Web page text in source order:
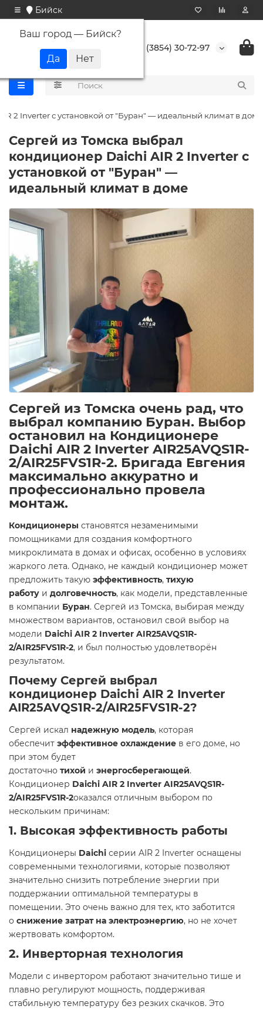
Бийск
Ваш город — Бийск?
+7 (3854) 30-72-97
2 Inverter с установкой от "Буран" — идеальный климат в доме
Сергей из Томска выбрал
кондиционер Daichi AIR 2 Inverter с
установкой от "Буран" —
идеальный климат в доме
Сергей из Томска очень рад, что
выбрал компанию Буран. Выбор
остановил на Кондиционере
Daichi AIR 2 Inverter AIR25AVQS1R-
2/AIR25FVS1R-2. Бригада Евгения
максимально аккуратно и
профессионально провела
монтаж.
Кондиционеры становятся незаменимыми
помощниками для создания комфортного
микроклимата в домах и офисах, особенно в условиях
жаркого лета. Однако, не каждый кондиционер может
предложить такую эффективность, тихую
работу и долговечность, как модели, представленные
в компании Буран. Сергей из Томска, выбирая между
множеством вариантов, остановил свой выбор на
модели Daichi AIR 2 Inverter AIR25AVQS1R-
2/AIR25FVS1R-2, и был полностью удовлетворён
результатом.
Почему Сергей выбрал
кондиционер Daichi AIR 2 Inverter
AIR25AVQS1R-2/AIR25FVS1R-2?
Сергей искал надежную модель, которая
обеспечит эффективное охлаждение в его доме, но
при этом будет
достаточно тихой и энергосберегающей.
Кондиционер Daichi AIR 2 Inverter AIR25AVQS1R-
2/AIR25FVS1R-2оказался отличным выбором по
нескольким причинам:
1. Высокая эффективность работы
Кондиционеры Daichi серии AIR 2 Inverter оснащены
современными технологиями, которые позволяют
значительно снизить потребление энергии при
поддержании оптимальной температуры в
помещении. Это очень важно для тех, кто заботится
о снижение затрат на электроэнергию, но не хочет
жертвовать комфортом.
2. Инверторная технология
Модели с инвертором работают значительно тише и
плавно регулируют мощность, поддерживая
стабильную температуру без резких скачков. Это